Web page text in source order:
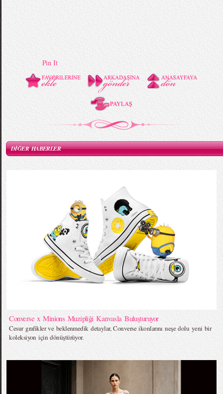
Pin It
DİĞER HABERLER
Converse x Minions Muzipliği Kanvasla Buluşturuyor
Cesur grafikler ve beklenmedik detaylar, Converse ikonlarını neşe dolu yeni bir
koleksiyon için dönüştürüyor.